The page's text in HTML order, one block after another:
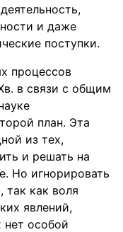
и даже
поступки.
процессов
в связи с общим
план. Эта
из тех,
и решать на
Но игнорировать
как воля
явлений,
особой